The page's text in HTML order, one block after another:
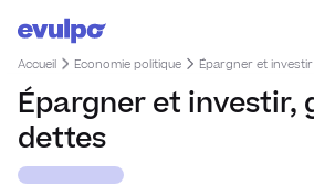
Accueil Economie politique Épargner et investir
Épargner et investir,
dettes